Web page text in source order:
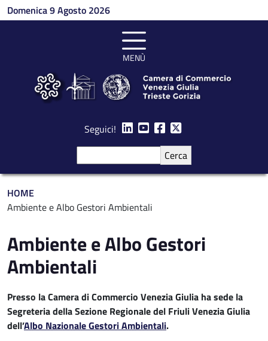
Salta al contenuto principale
Domenica 9 Agosto 2026
MENÙ
Seguici!
Briciole di pane
HOME
Ambiente e Albo Gestori Ambientali
Ambiente e Albo Gestori
Ambientali
Presso la Camera di Commercio Venezia Giulia ha sede la
Segreteria della Sezione Regionale del Friuli Venezia Giulia
dell’Albo Nazionale Gestori Ambientali.